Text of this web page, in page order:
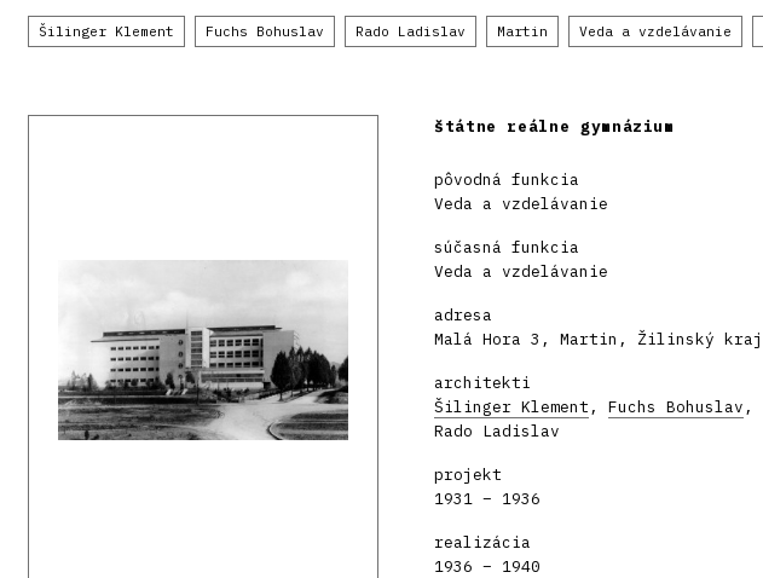
Šilinger Klement Fuchs Bohuslav Rado Ladislav Martin Veda a vzdelávanie
štátne reálne gymnázium
pôvodná funkcia
Veda a vzdelávanie
súčasná funkcia
Veda a vzdelávanie
adresa
Malá Hora 3, Martin, Žilinský kraj
architekti
Šilinger Klement , Fuchs Bohuslav ,
Rado Ladislav
projekt
1931 – 1936
realizácia
1936 – 1940